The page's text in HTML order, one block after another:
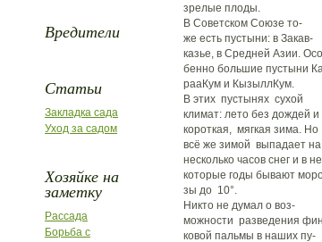
Вредители
Статьи
Закладка сада
Уход за садом
Хозяйке на
заметку
Рассада
Борьба с
зрелые плоды.
В Советском Союзе то-
же есть пустыни: в Закав-
казье, в Средней Азии.
бенно большие пустыни
рааКум и КызыллКум.
В этих пустынях сухой
климат: лето без дождей и
короткая, мягкая зима. Но
всё же зимой выпадает на
несколько часов снег и в
которые годы бывают
зы до 10°.
Никто не думал о воз-
можности разведения
ковой пальмы в наших пу-